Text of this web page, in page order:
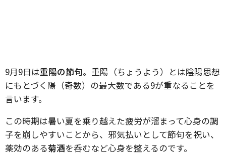
9月9日は重陽の節句。重陽（ちょうよう）とは陰陽思想
にもとづく陽（奇数）の最大数である9が重なることを
言います。
この時期は暑い夏を乗り越えた疲労が溜まって心身の調
子を崩しやすいことから、邪気払いとして節句を祝い、
薬効のある菊酒を呑むなど心身を整えるのです。